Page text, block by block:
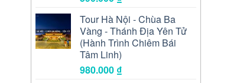
Tour Hà Nội - Chùa Ba
Vàng - Thánh Địa Yên Tử
(Hành Trình Chiêm Bái
Tâm Linh)
980.000 ₫